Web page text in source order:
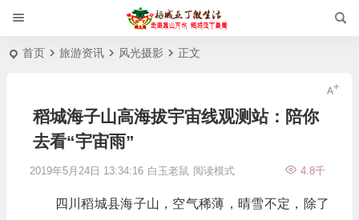
首页 旅游资讯 风光摄影 正文
稻城海子山高海拔宇宙线观测站：陪你
去看“宇宙雨”
2019年5月24日 13:34:16 白玉老鼠 4.8千
阅读模式
四川稻城县海子山，空气稀薄，晴雪不定，除了